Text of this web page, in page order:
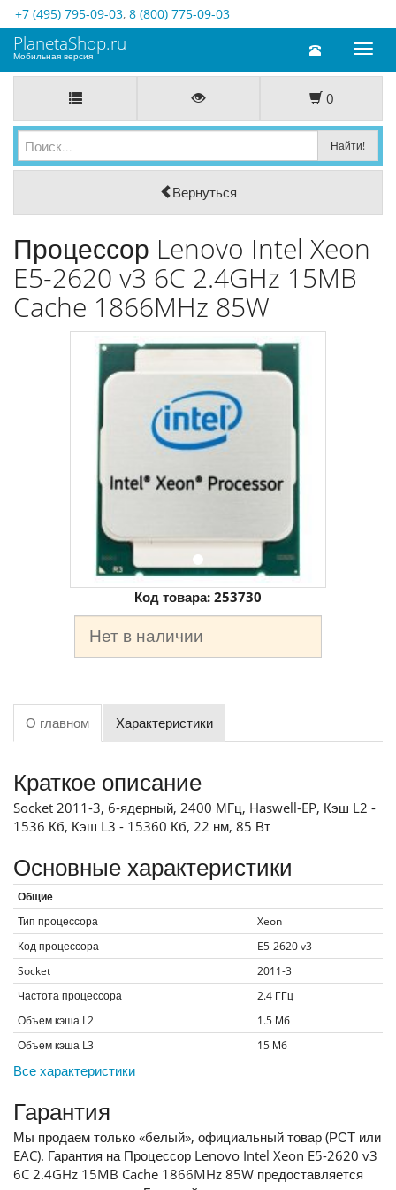
+7 (495) 795-09-03, 8 (800) 775-09-03
Toggle
PlanetaShop.ru
Мобильная версия
0
Вернуться
Процессор Lenovo Intel Xeon
E5-2620 v3 6C 2.4GHz 15MB
Cache 1866MHz 85W
Код товара: 253730
Нет в наличии
О главном Характеристики
Краткое описание
Socket 2011-3, 6-ядерный, 2400 МГц, Haswell-EP, Кэш L2 -
1536 Кб, Кэш L3 - 15360 Кб, 22 нм, 85 Вт
Основные характеристики
Общие
Тип процессора
Xeon
Код процессора
E5-2620 v3
Socket
2011-3
Частота процессора
2.4 ГГц
Объем кэша L2
1.5 Мб
Объем кэша L3
15 Мб
Все характеристики
Гарантия
Мы продаем только «белый», официальный товар (РСТ или
EAC). Гарантия на Процессор Lenovo Intel Xeon E5-2620 v3
6C 2.4GHz 15MB Cache 1866MHz 85W предоставляется